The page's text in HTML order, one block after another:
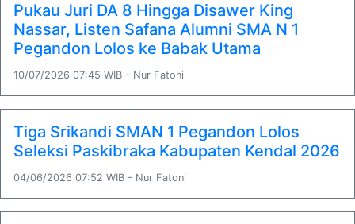
Pukau Juri DA 8 Hingga Disawer King
Nassar, Listen Safana Alumni SMA N 1
Pegandon Lolos ke Babak Utama
10/07/2026 07:45 WIB - Nur Fatoni
Tiga Srikandi SMAN 1 Pegandon Lolos
Seleksi Paskibraka Kabupaten Kendal 2026
04/06/2026 07:52 WIB - Nur Fatoni